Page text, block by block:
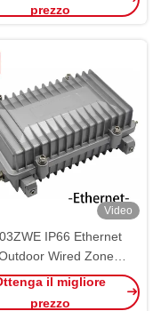
prezzo
Video
IP66 Ethernet
Wired Zone
PGS RS485
il migliore
prezzo